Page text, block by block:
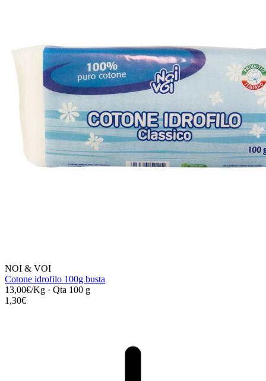
NOI & VOI
Cotone idrofilo 100g busta
13,00€/Kg · Qta 100 g
1,30€